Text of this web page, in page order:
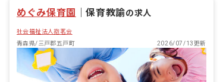
めぐみ保育園 ｜保育教諭の求人
社会福祉法人抱茗会
青森県/三戸郡五戸町
2026/07/13更新